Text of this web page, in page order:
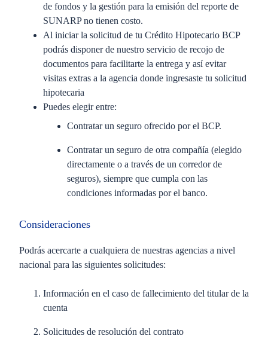
de fondos y la gestión para la emisión del reporte de
SUNARP no tienen costo.
Al iniciar la solicitud de tu Crédito Hipotecario BCP
podrás disponer de nuestro servicio de recojo de
documentos para facilitarte la entrega y así evitar
visitas extras a la agencia donde ingresaste tu solicitud
hipotecaria
Puedes elegir entre:
Contratar un seguro ofrecido por el BCP.
Contratar un seguro de otra compañía (elegido
directamente o a través de un corredor de
seguros), siempre que cumpla con las
condiciones informadas por el banco.
Consideraciones
Podrás acercarte a cualquiera de nuestras agencias a nivel
nacional para las siguientes solicitudes:
Información en el caso de fallecimiento del titular de la
cuenta
Solicitudes de resolución del contrato